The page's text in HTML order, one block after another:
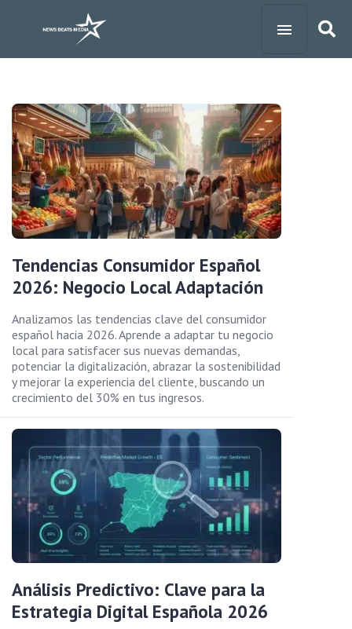
Tendencias Consumidor Español
2026: Negocio Local Adaptación
Analizamos las tendencias clave del consumidor
español hacia 2026. Aprende a adaptar tu negocio
local para satisfacer sus nuevas demandas,
potenciar la digitalización, abrazar la sostenibilidad
y mejorar la experiencia del cliente, buscando un
crecimiento del 30% en tus ingresos.
Análisis Predictivo: Clave para la
Estrategia Digital Española 2026